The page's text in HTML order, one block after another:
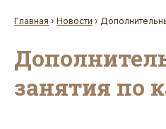
Главная › Новости ›
занятия по